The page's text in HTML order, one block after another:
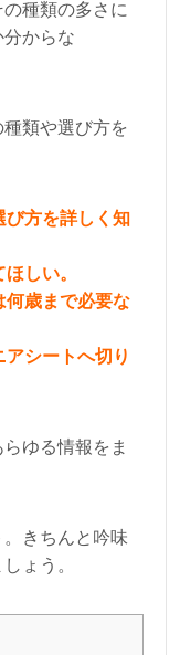
種類の多さに
からな
類や選び方を
び方を詳しく知
しい。
何歳まで必要な
シートへ切り
ゆる情報をま
きちんと吟味
ょう。